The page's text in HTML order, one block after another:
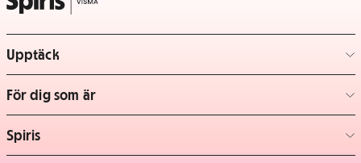
Upptäck
– klicka för att expandera lista
För dig som är
– klicka för att expandera lista
Spiris
– klicka för att expandera lista